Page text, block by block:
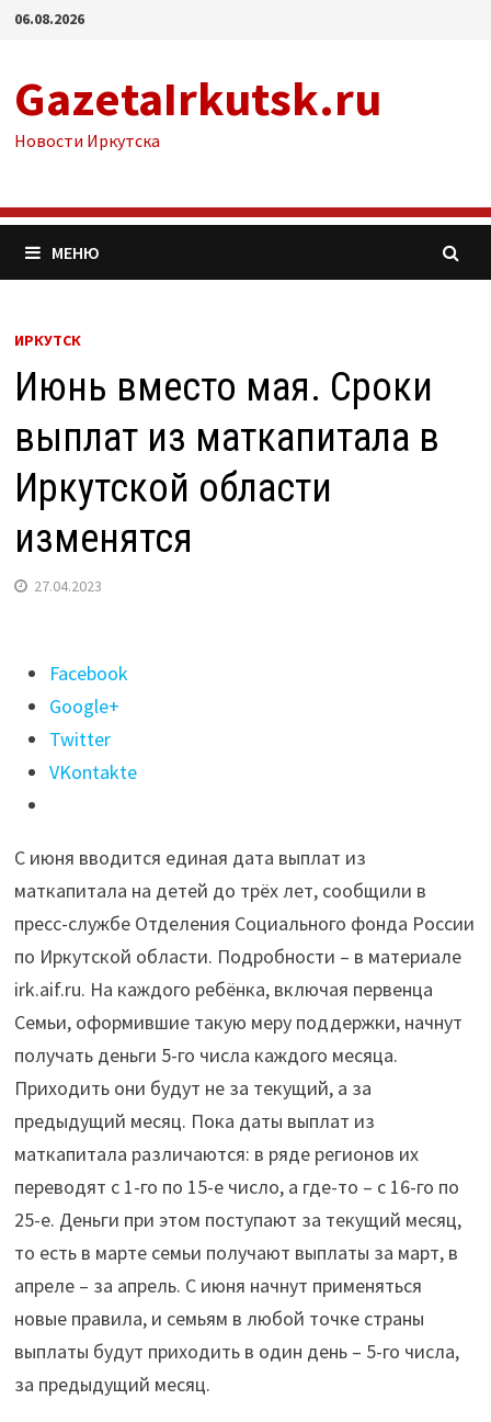
Перейти
06.08.2026
GazetaIrkutsk.ru
Новости Иркутска
МЕНЮ
ИРКУТСК
Июнь вместо мая. Сроки
выплат из маткапитала в
Иркутской области
изменятся
27.04.2023
Поделиться
"Июнь
вместо
мая.
Сроки
из
маткапитала
в
Иркутской
области
изменятся"
Facebook
Google+
Twitter
VKontakte
С июня вводится единая дата выплат из
маткапитала на детей до трёх лет, сообщили в
пресс-службе Отделения Социального фонда России
по Иркутской области. Подробности – в материале
irk.aif.ru. На каждого ребёнка, включая первенца
Семьи, оформившие такую меру поддержки, начнут
получать деньги 5-го числа каждого месяца.
Приходить они будут не за текущий, а за
предыдущий месяц. Пока даты выплат из
маткапитала различаются: в ряде регионов их
переводят с 1-го по 15-е число, а где-то – с 16-го по
25-е. Деньги при этом поступают за текущий месяц,
то есть в марте семьи получают выплаты за март, в
апреле – за апрель. С июня начнут применяться
новые правила, и семьям в любой точке страны
выплаты будут приходить в один день – 5-го числа,
за предыдущий месяц.